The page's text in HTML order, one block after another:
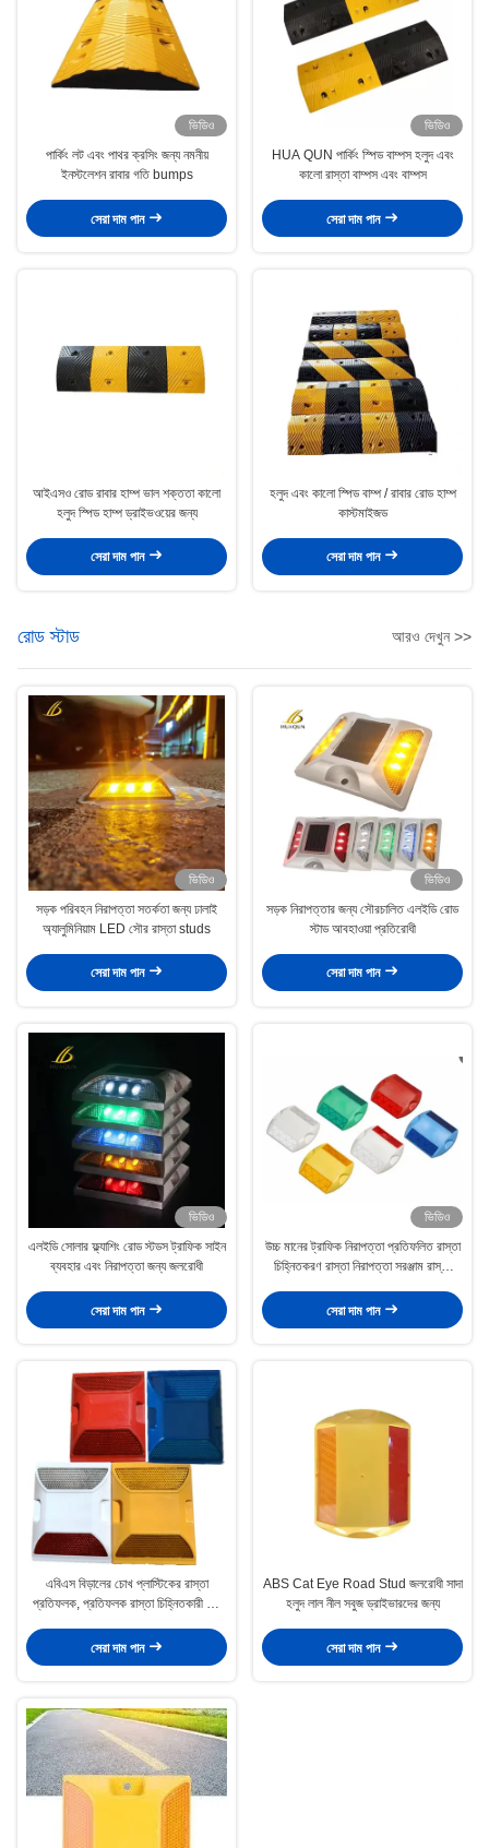
ভিডিও
পার্কিং লট এবং পাথর ক্রসিং জন্য নমনীয়
ইনস্টলেশন রাবার গতি bumps
সেরা দাম পান
ভিডিও
HUA QUN পার্কিং স্পিড বাম্পস হলুদ এবং
কালো রাস্তা বাম্পস এবং বাম্পস
সেরা দাম পান
আইএসও রোড রাবার হাম্প ভাল শক্ততা কালো
হলুদ স্পিড হাম্প ড্রাইভওয়ের জন্য
সেরা দাম পান
হলুদ এবং কালো স্পিড বাম্প / রাবার রোড হাম্প
কাস্টমাইজড
সেরা দাম পান
রোড স্টাড আরও দেখুন >>
ভিডিও
সড়ক পরিবহন নিরাপত্তা সতর্কতা জন্য ঢালাই
অ্যালুমিনিয়াম LED সৌর রাস্তা studs
সেরা দাম পান
ভিডিও
সড়ক নিরাপত্তার জন্য সৌরচালিত এলইডি রোড
স্টাড আবহাওয়া প্রতিরোধী
সেরা দাম পান
ভিডিও
এলইডি সোলার ফ্ল্যাশিং রোড স্টডস ট্রাফিক সাইন
ব্যবহার এবং নিরাপত্তা জন্য জলরোধী
সেরা দাম পান
ভিডিও
উচ্চ মানের ট্রাফিক নিরাপত্তা প্রতিফলিত রাস্তা
চিহ্নিতকরণ রাস্তা নিরাপত্তা সরঞ্জাম রাস্তা
সেরা দাম পান
এবিএস বিড়ালের চোখ প্লাস্টিকের রাস্তা
প্রতিফলক, প্রতিফলক রাস্তা চিহ্নিতকারী লাল
সেরা দাম পান
ABS Cat Eye Road Stud জলরোধী সাদা
হলুদ লাল নীল সবুজ ড্রাইভারদের জন্য
সেরা দাম পান